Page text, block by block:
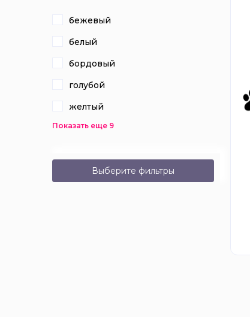
бежевый
белый
бордовый
голубой
желтый
Показать еще 9
Выберите фильтры